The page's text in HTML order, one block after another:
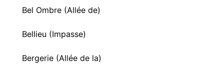
Bel Ombre (Allée de)
Bellieu (Impasse)
Bergerie (Allée de la)